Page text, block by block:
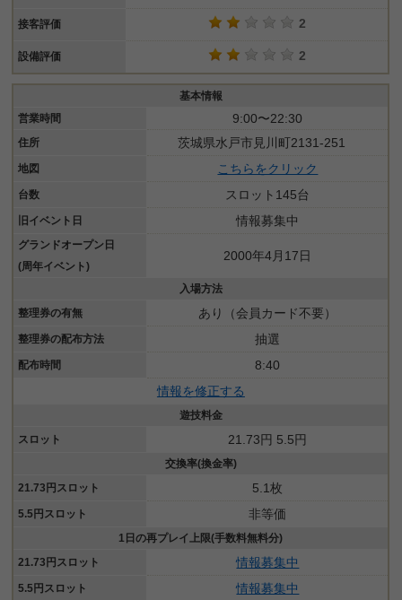
接客評価 2
設備評価 2
基本情報
営業時間
9:00〜22:30
住所 茨城県水戸市見川町2131-251
地図 こちらをクリック
台数 スロット145台
旧イベント日 情報募集中
グランドオープン日
(周年イベント)
2000年4月17日
入場方法
整理券の有無
あり（会員カード不要）
整理券の配布方法 抽選
配布時間
8:40
情報を修正する
遊技料金
スロット
21.73円 5.5円
交換率(換金率)
21.73円スロット
5.1枚
5.5円スロット 非等価
1日の再プレイ上限(手数料無料分)
21.73円スロット
情報募集中
5.5円スロット 情報募集中